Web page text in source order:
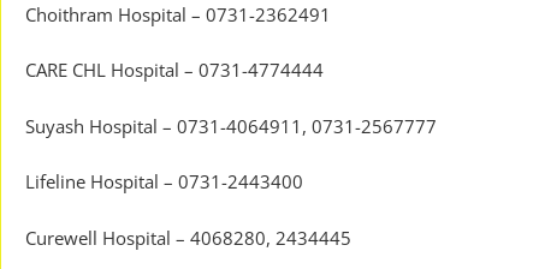
Choithram Hospital – 0731-2362491
CARE CHL Hospital – 0731-4774444
Suyash Hospital – 0731-4064911, 0731-2567777
Lifeline Hospital – 0731-2443400
Curewell Hospital – 4068280, 2434445